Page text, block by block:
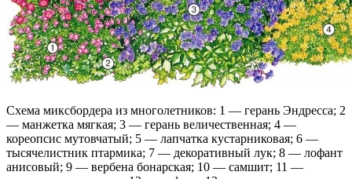
Схема миксбордера из многолетников: 1 — герань Эндресса; 2
— манжетка мягкая; 3 — герань величественная; 4 —
кореопсис мутовчатый; 5 — лапчатка кустарниковая; 6 —
тысячелистник птармика; 7 — декоративный лук; 8 — лофант
анисовый; 9 — вербена бонарская; 10 — самшит; 11 —